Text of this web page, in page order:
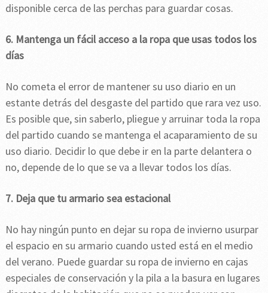
disponible cerca de las perchas para guardar cosas.
6. Mantenga un fácil acceso a la ropa que usas todos los
días
No cometa el error de mantener su uso diario en un
estante detrás del desgaste del partido que rara vez uso.
Es posible que, sin saberlo, pliegue y arruinar toda la ropa
del partido cuando se mantenga el acaparamiento de su
uso diario. Decidir lo que debe ir en la parte delantera o
no, depende de lo que se va a llevar todos los días.
7. Deja que tu armario sea estacional
No hay ningún punto en dejar su ropa de invierno usurpar
el espacio en su armario cuando usted está en el medio
del verano. Puede guardar su ropa de invierno en cajas
especiales de conservación y la pila a la basura en lugares